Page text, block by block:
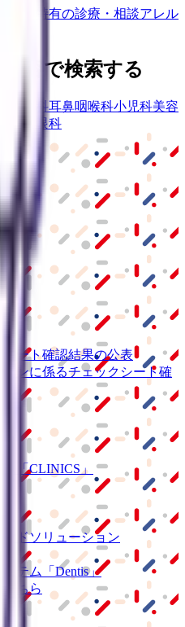
男性特有の診療・相談アレル
容で検索する
産婦人科耳鼻咽喉科小児科美容
外科 眼科
ート確認結果の公表
ンに係るチェックシート確
「CLINICS」
ドソリューション
テム
「Dentis」
ちら